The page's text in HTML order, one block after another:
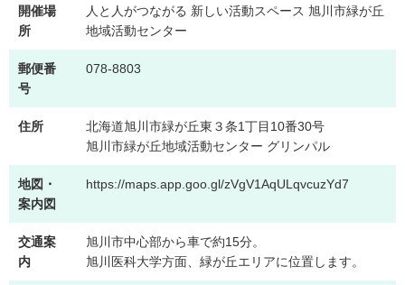
開催場
所
人と人がつながる 新しい活動スペース 旭川市緑が丘
地域活動センター
郵便番
号
078-8803
住所
北海道旭川市緑が丘東３条1丁目10番30号
旭川市緑が丘地域活動センター グリンパル
地図・
案内図
https://maps.app.goo.gl/zVgV1AqULqvcuzYd7
交通案
内
旭川市中心部から車で約15分。
旭川医科大学方面、緑が丘エリアに位置します。